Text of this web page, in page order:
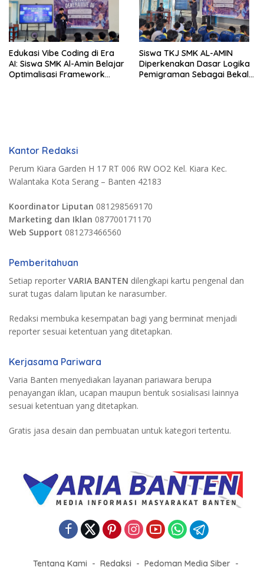
Edukasi Vibe Coding di Era
AI: Siswa SMK Al-Amin Belajar
Optimalisasi Framework
Siswa TKJ SMK AL-AMIN
Diperkenakan Dasar Logika
Pemigraman Sebagai Bekal
Kantor Redaksi
Perum Kiara Garden H 17 RT 006 RW OO2 Kel. Kiara Kec.
Walantaka Kota Serang – Banten 42183
Koordinator Liputan 081298569170
Marketing dan Iklan 087700171170
Web Support 081273466560
Pemberitahuan
Setiap reporter VARIA BANTEN dilengkapi kartu pengenal dan
surat tugas dalam liputan ke narasumber.
Redaksi membuka kesempatan bagi yang berminat menjadi
reporter sesuai ketentuan yang ditetapkan.
Kerjasama Pariwara
Varia Banten menyediakan layanan pariawara berupa
penayangan iklan, ucapan maupun bentuk sosialisasi lainnya
sesuai ketentuan yang ditetapkan.
Gratis jasa desain dan pembuatan untuk kategori tertentu.
Tentang Kami Redaksi Pedoman Media Siber